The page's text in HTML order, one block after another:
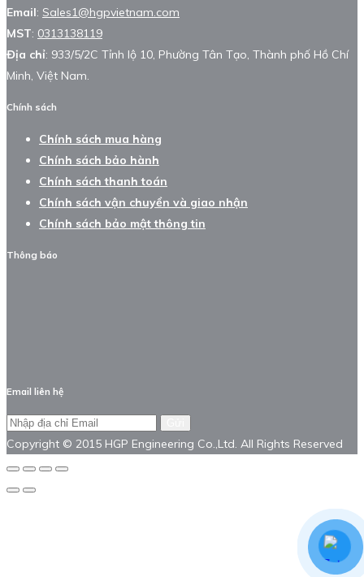
Email: Sales1@hgpvietnam.com
MST: 0313138119
Địa chỉ: 933/5/2C Tỉnh lộ 10, Phường Tân Tạo, Thành phố Hồ Chí
Minh, Việt Nam.
Chính sách
Chính sách mua hàng
Chính sách bảo hành
Chính sách thanh toán
Chính sách vận chuyển và giao nhận
Chính sách bảo mật thông tin
Thông báo
Email liên hệ
Copyright © 2015 HGP Engineering Co.,Ltd. All Rights Reserved